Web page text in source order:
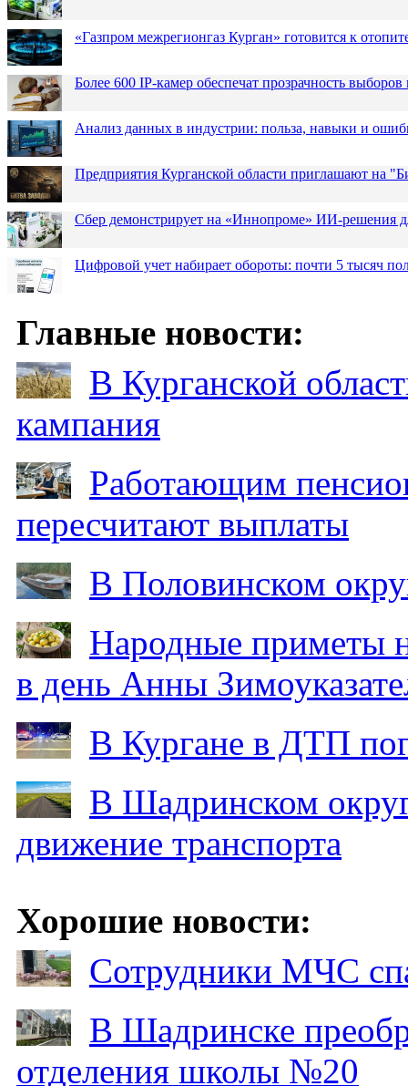
«Газпром межрегионгаз Курган» готовится к
Более 600 IP-камер обеспечат прозрачность
Анализ данных в индустрии: польза, навыки и
Предприятия Курганской области приглашают на
Сбер демонстрирует на «Иннопроме» ИИ-решения
Цифровой учет набирает обороты: почти 5 тысяч
Главные новости:
В Курганской
кампания
Работающим
пересчитают выплаты
В Половинском
Народные приметы
в день Анны
В Кургане в ДТП
В Шадринском
движение транспорта
Хорошие новости:
Сотрудники МЧС
В Шадринске
отделения школы №20